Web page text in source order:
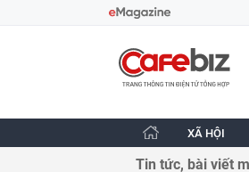
CafeBiz - Trang chủ
XÃ HỘI
Tin tức, bài viết